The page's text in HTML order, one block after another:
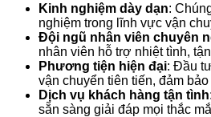
Kinh nghiệm dày dạn:
nghiệm trong lĩnh vực vận
Đội ngũ nhân viên chuyên
nhân viên hỗ trợ nhiệt tình,
Phương tiện hiện đại: Đầu
vận chuyển tiên tiến, đảm
Dịch vụ khách hàng tận tình
sẵn sàng giải đáp mọi thắc